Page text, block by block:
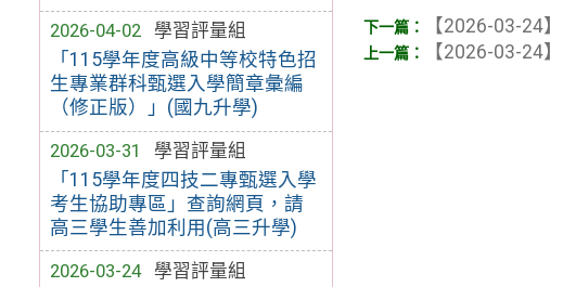
2026-04-02
學習評量組
「115學年度高級中等校特色招
生專業群科甄選入學簡章彙編
（修正版）」(國九升學)
2026-03-31
學習評量組
「115學年度四技二專甄選入學
考生協助專區」查詢網頁，請
高三學生善加利用(高三升學)
2026-03-24
學習評量組
【2026-03-24】
【2026-03-24】